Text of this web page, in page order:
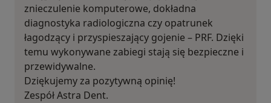
znieczulenie komputerowe, dokładna
diagnostyka radiologiczna czy opatrunek
łagodzący i przyspieszający gojenie – PRF. Dzięki
temu wykonywane zabiegi stają się bezpieczne i
przewidywalne.
Dziękujemy za pozytywną opinię!
Zespół Astra Dent.